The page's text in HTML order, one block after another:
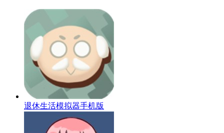
退休生活模拟器手机版